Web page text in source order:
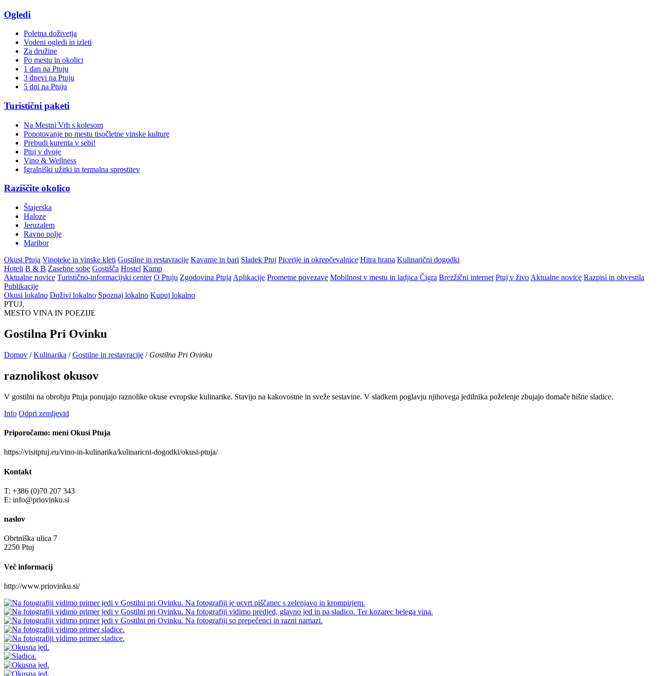
Ogledi
Poletna doživetja
Vodeni ogledi in izleti
Za družine
Po mestu in okolici
1 dan na Ptuju
3 dnevi na Ptuju
5 dni na Ptuju
Turistični paketi
Na Mestni Vrh s kolesom
Popotovanje po mestu tisočletne vinske kulture
Prebudi kurenta v sebi!
Ptuj v dvoje
Vino & Wellness
Igralniški užitki in termalna sprostitev
Raziščite okolico
Štajerska
Haloze
Jeruzalem
Ravno polje
Maribor
Okusi Ptuja Vinoteke in vinske kleti Gostilne in restavracije Kavarne in bari Sladek Ptuj Picerije in okrepčevalnice Hitra hrana Kulinarični dogodki
Hoteli B & B Zasebne sobe Gostišča Hostel Kamp
Aktualne novice Turistično-informacijski center O Ptuju Zgodovina Ptuja Aplikacije Prometne povezave Mobilnost v mestu in ladjica Čigra Brezžični internet Ptuj v živo Aktualne novice Razpisi in obvestila
Publikacije
Okusi lokalno Doživi lokalno Spoznaj lokalno Kupuj lokalno
PTUJ,
MESTO VINA IN POEZIJE
Gostilna Pri Ovinku
Domov /Kulinarika /Gostilne in restavracije / Gostilna Pri Ovinku
raznolikost okusov
V gostilni na obrobju Ptuja ponujajo raznolike okuse evropske kulinarike. Stavijo na kakovostne in sveže sestavine. V sladkem poglavju njihovega jedilnika poželenje zbujajo domače hišne sladice.
Info Odpri zemljevid
Priporočamo: meni Okusi Ptuja
https://visitptuj.eu/vino-in-kulinarika/kulinaricni-dogodki/okusi-ptuja/
Kontakt
T: +386 (0)70 207 343
E: info@priovinku.si
naslov
Obrtniška ulica 7
2250 Ptuj
Več informacij
http://www.priovinku.si/